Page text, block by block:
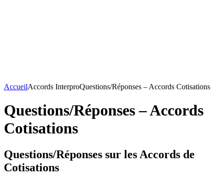
AccueilAccords InterproQuestions/Réponses – Accords Cotisations
Questions/Réponses – Accords
Cotisations
Questions/Réponses sur les Accords de
Cotisations